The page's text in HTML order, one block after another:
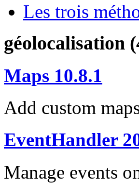
Les trois
géolocalisation
Maps 10.8.1
Add custom
EventHandler
Manage events